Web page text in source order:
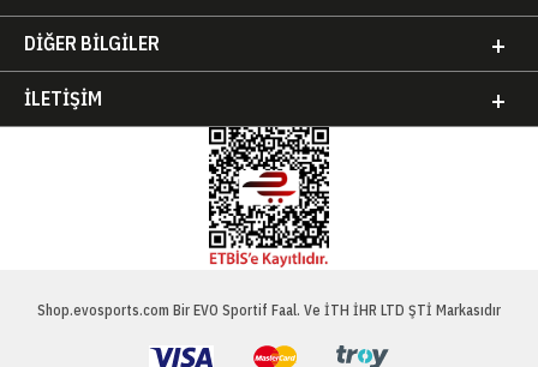
DIĞER BILGILER
İLETIŞIM
Shop.evosports.com Bir EVO Sportif Faal. Ve İTH İHR LTD ŞTİ Markasıdır